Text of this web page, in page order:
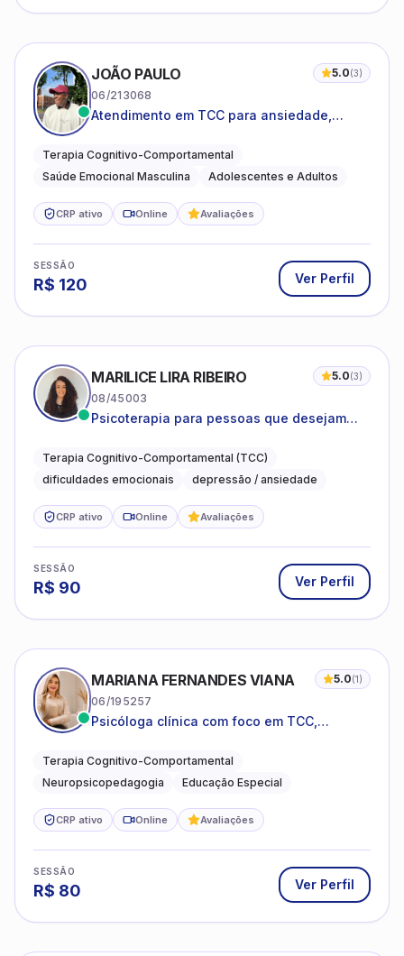
JOÃO PAULO 5.0(3)
06/213068
Atendimento em TCC para ansiedade,
emocional
Terapia Cognitivo-Comportamental
Saúde Emocional Masculina
Adolescentes e Adultos
CRP ativo Online Avaliações
SESSÃO
R$ 120 Ver Perfil
MARILICE LIRA RIBEIRO 5.0(3)
08/45003
Psicoterapia para pessoas que desejam
dificuldades do dia a dia
Terapia Cognitivo-Comportamental (TCC)
dificuldades emocionais
depressão / ansiedade
CRP ativo Online Avaliações
SESSÃO
R$ 90 Ver Perfil
MARIANA FERNANDES VIANA 5.0(1)
06/195257
Psicóloga clínica com foco em TCC,
do neurodesenvolvimento.
Terapia Cognitivo-Comportamental
Neuropsicopedagogia
Educação Especial
CRP ativo Online Avaliações
SESSÃO
R$ 80 Ver Perfil